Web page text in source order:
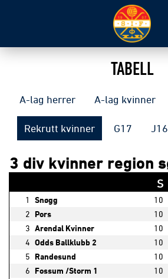
TABELL
A-lag herrer A-lag kvinner
Rekrutt kvinner G17 J16
3 div kvinner region
S
1 Snøgg 10
2 Pors 10
3 Arendal Kvinner 10
4 Odds Ballklubb 2 10
5 Randesund 10
6 Fossum /Storm 1 10